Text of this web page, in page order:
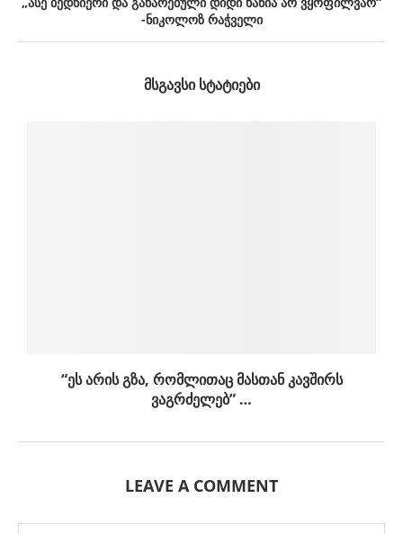
-ნიკოლოზ რაჭველი
ᲛᲡᲒᲐᲕᲡᲘ ᲡᲢᲐᲢᲘᲔᲑᲘ
“ეს არის გზა, რომლითაც მასთან კავშირს
ვაგრძელებ” …
LEAVE A COMMENT